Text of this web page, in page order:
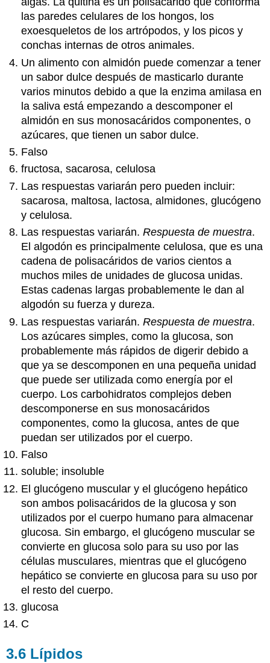
las paredes celulares de los hongos, los
exoesqueletos de los artrópodos, y los picos y
conchas internas de otros animales.
Un alimento con almidón puede comenzar a tener
un sabor dulce después de masticarlo durante
varios minutos debido a que la enzima amilasa en
la saliva está empezando a descomponer el
almidón en sus monosacáridos componentes, o
azúcares, que tienen un sabor dulce.
Falso
fructosa, sacarosa, celulosa
Las respuestas variarán pero pueden incluir:
sacarosa, maltosa, lactosa, almidones, glucógeno
y celulosa.
Las respuestas variarán.Respuesta de muestra.
El algodón es principalmente celulosa, que es una
cadena de polisacáridos de varios cientos a
muchos miles de unidades de glucosa unidas.
Estas cadenas largas probablemente le dan al
algodón su fuerza y dureza.
Las respuestas variarán.Respuesta de muestra.
Los azúcares simples, como la glucosa, son
probablemente más rápidos de digerir debido a
que ya se descomponen en una pequeña unidad
que puede ser utilizada como energía por el
cuerpo. Los carbohidratos complejos deben
descomponerse en sus monosacáridos
componentes, como la glucosa, antes de que
puedan ser utilizados por el cuerpo.
Falso
soluble; insoluble
El glucógeno muscular y el glucógeno hepático
son ambos polisacáridos de la glucosa y son
utilizados por el cuerpo humano para almacenar
glucosa. Sin embargo, el glucógeno muscular se
convierte en glucosa solo para su uso por las
células musculares, mientras que el glucógeno
hepático se convierte en glucosa para su uso por
el resto del cuerpo.
glucosa
C
3.6 Lípidos